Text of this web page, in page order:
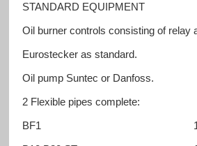
STANDARD EQUIPMENT
Oil burner controls consisting of relay
Eurostecker as standard.
Oil pump Suntec or Danfoss.
2 Flexible pipes complete:
BF1